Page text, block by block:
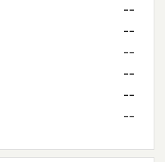
--
--
--
--
--
--